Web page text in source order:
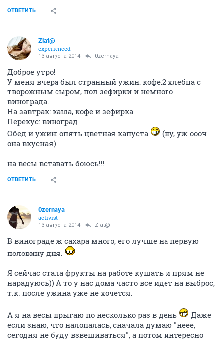
ОТВЕТИТЬ
Zlat@
experienced
13 августа 2014 0zernaya
Доброе утро!
У меня вчера был странный ужин, кофе,2 хлебца с
творожным сыром, пол зефирки и немного
винограда.
На завтрак: каша, кофе и зефирка
Перекус: виноград
Обед и ужин: опять цветная капуста
(ну, уж оооч
она вкусная)
на весы вставать боюсь!!!
ОТВЕТИТЬ
0zernaya
activist
13 августа 2014 Zlat@
В винограде ж сахара много, его лучше на первую
половину дня.
Я сейчас стала фрукты на работе кушать и прям не
нарадуюсь)) А то у нас дома часто все идет на выброс,
т.к. после ужина уже не хочется.
А я на весы прыгаю по несколько раз в день
Даже
если знаю, что налопалась, сначала думаю "неее,
сегодня не буду взвешиваться", а потом интересно